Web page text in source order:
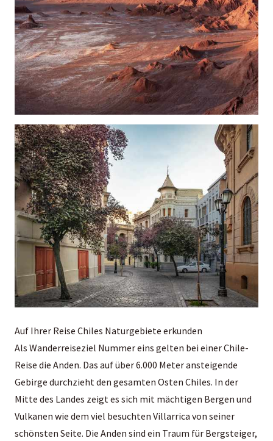
Auf Ihrer Reise Chiles Naturgebiete erkunden
Als Wanderreiseziel Nummer eins gelten bei einer Chile-
Reise die Anden. Das auf über 6.000 Meter ansteigende
Gebirge durchzieht den gesamten Osten Chiles. In der
Mitte des Landes zeigt es sich mit mächtigen Bergen und
Vulkanen wie dem viel besuchten Villarrica von seiner
schönsten Seite. Die Anden sind ein Traum für Bergsteiger,